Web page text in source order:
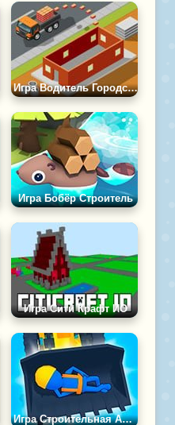
Игра Водитель Городского Конструктора 3Д
Игра Бобёр Строитель
Игра Сити Крафт ИО
Игра Строительная Аркада